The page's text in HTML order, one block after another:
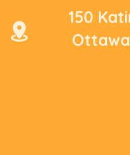
150